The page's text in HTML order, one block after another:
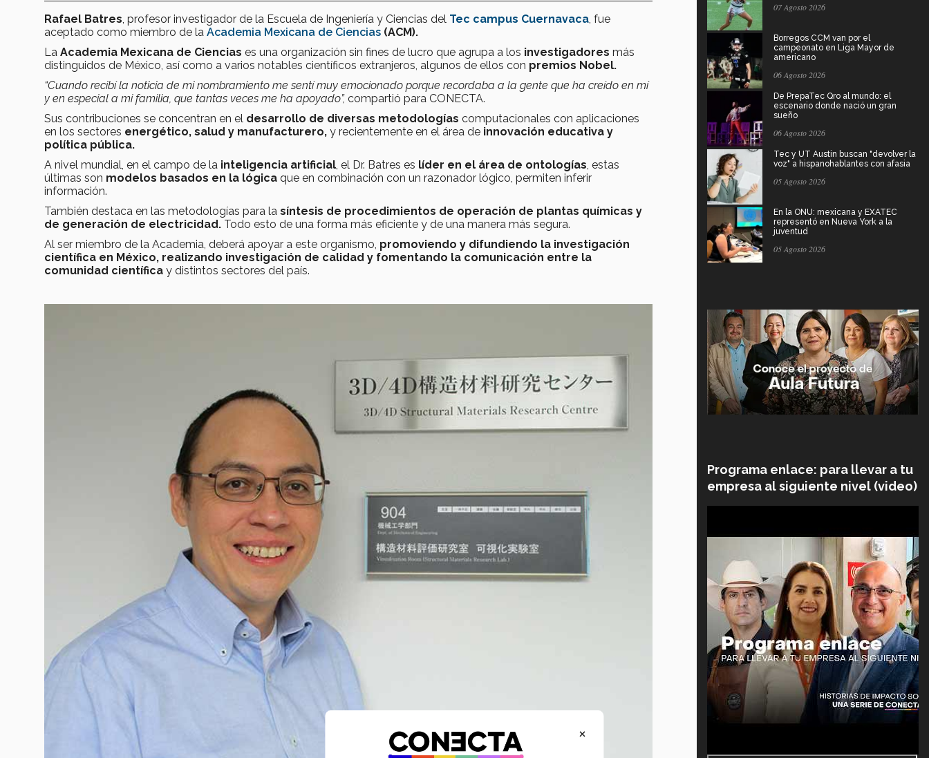
Rafael Batres , profesor investigador de la Escuela de Ingeniería y Ciencias del Tec campus Cuernavaca , fue
aceptado como miembro de la Academia Mexicana de Ciencias (ACM).
La Academia Mexicana de Ciencias es una organización sin fines de lucro que agrupa a los investigadores más
distinguidos de México, así como a varios notables científicos extranjeros, algunos de ellos con premios Nobel.
“Cuando recibí la noticia de mi nombramiento me sentí muy emocionado porque recordaba a la gente que ha creído en mí
y en especial a mi familia, que tantas veces me ha apoyado”, compartió para CONECTA.
Sus contribuciones se concentran en el desarrollo de diversas metodologías computacionales con aplicaciones
en los sectores energético, salud y manufacturero, y recientemente en el área de innovación educativa y
política pública.
A nivel mundial, en el campo de la inteligencia artificial , el Dr. Batres es líder en el área de ontologías , estas
últimas son modelos basados en la lógica que en combinación con un razonador lógico, permiten inferir
información.
También destaca en las metodologías para la síntesis de procedimientos de operación de plantas químicas y
de generación de electricidad. Todo esto de una forma más eficiente y de una manera más segura.
​Al ser miembro de la Academia, deberá apoyar a este organismo, promoviendo y difundiendo la investigación
científica en México, realizando investigación de calidad y fomentando la comunicación entre la
comunidad científica y distintos sectores del país.
07 Agosto 2026
Borregos CCM van por el
campeonato en Liga Mayor de
americano
06 Agosto 2026
De PrepaTec Qro al mundo: el
escenario donde nació un gran
sueño
06 Agosto 2026
Tec y UT Austin buscan "devolver la
voz" a hispanohablantes con afasia
05 Agosto 2026
En la ONU: mexicana y EXATEC
representó en Nueva York a la
juventud
05 Agosto 2026
Programa enlace: para llevar a tu
empresa al siguiente nivel (video)
×